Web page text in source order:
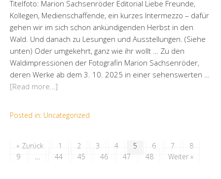
Titelfoto: Marion Sachsenröder Editorial Liebe Freunde,
Kollegen, Medienschaffende, ein kurzes Intermezzo – dafür
gehen wir im sich schon ankündigenden Herbst in den
Wald. Und danach zu Lesungen und Ausstellungen. (Siehe
unten) Oder umgekehrt, ganz wie ihr wollt … Zu den
Waldimpressionen der Fotografin Marion Sachsenröder,
deren Werke ab dem 3. 10. 2025 in einer sehenswerten …
[Read more…]
Posted in: Uncategorized
« Zurück 1 2 3 4 5 6 7
8
9
… 44 45 46 47 48 Weiter »